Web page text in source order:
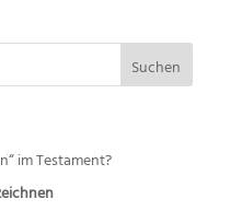
im Testament?